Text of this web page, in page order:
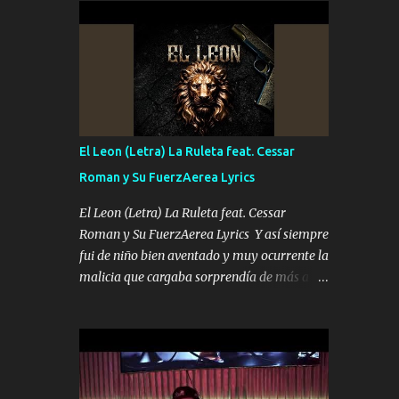
por el interés P...
inteligente junto con su hermano el TRES
blindado el Estado tiene andan ESPERANDO
al UNO QUE PRONTO ESTARÁ PRESENTE
Que no falten las bucanas ni tampoco las
mujeres porque es platica de grandes por eso
hay que estar alegres doy las instrucciones
para atender los deberes Música Si es que
salta algún problema de confianza tengo
gente ahí está el Hombre Cuarenta y
también Pariente 7 arreglan cualquier
problema no más es cuestión que ordené
NOS HACE FALTA UN HERMANO DE CLAVE
SIEMPRE VIO POR LA FAMILIA PARA QUE
SIGA EL LEGADO Es el DOS de los
HERMANOS un cerebro inteligente y com...
El Leon (Letra) La Ruleta feat. Cessar
Roman y Su FuerzAerea Lyrics
El Leon (Letra) La Ruleta feat. Cessar
Roman y Su FuerzAerea Lyrics Y así siempre
fui de niño bien aventado y muy ocurrente la
malicia que cargaba sorprendía de más a la
Tranquilo me la navego ando en lo mío sin
ni un pendiente si hay problemas lo